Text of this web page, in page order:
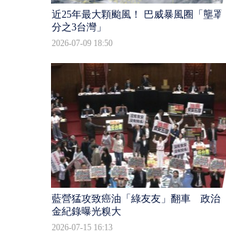
近25年最大顆颱風！ 巴威暴風圈「壟罩4
分之3台灣」
2026-07-09 18:50
藍營猛攻致癌油「綠友友」翻車 政治獻
金紀錄曝光糗大
2026-07-15 16:13